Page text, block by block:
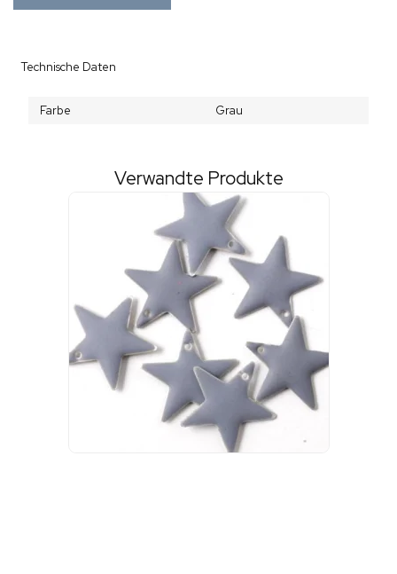
Technische Daten
Farbe Grau
Verwandte Produkte